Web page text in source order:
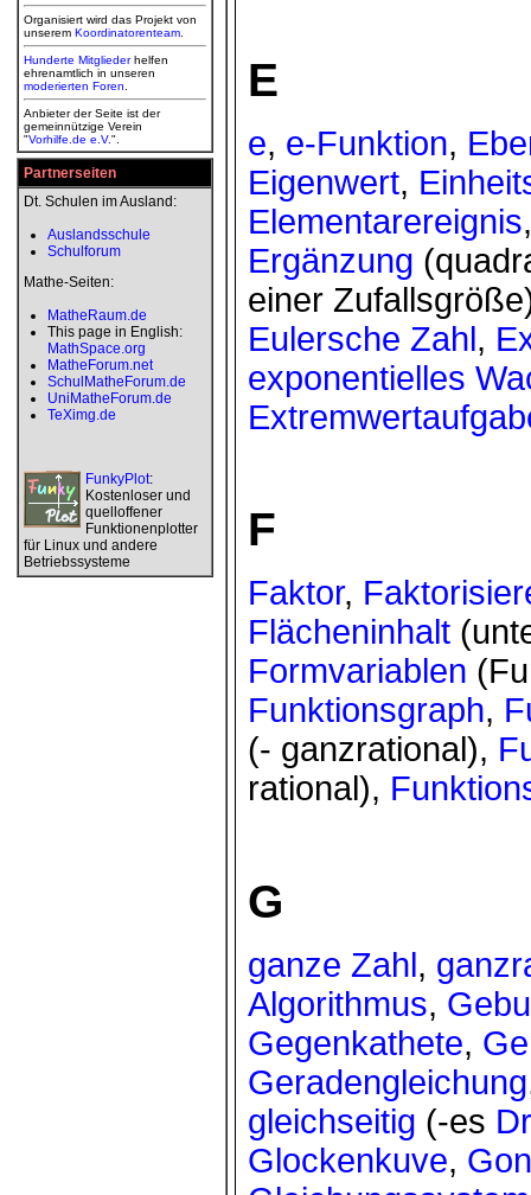
Organisiert wird das Projekt von
unserem Koordinatorenteam
Hunderte Mitgliederhelfen
ehrenamtlich in unseren
moderierten Foren
Anbieter der Seite ist der
gemeinnützige Verein
"Vorhilfe.de e.V.".
Partnerseiten
Dt. Schulen im Ausland:
Auslandsschule
Schulforum
Mathe-Seiten:
MatheRaum.de
This page in English:
MathSpace.org
MatheForum.net
SchulMatheForum.de
UniMatheForum.de
TeXimg.de
FunkyPlot:
Kostenloser und
quelloffener
Funktionenplotter
für Linux und andere
Betriebssysteme
E
e, e-Funktion,
Eigenwert,
Elementarereignis
Ergänzung
einer
Eulersche Zahl,
exponentielles
F
Faktor,
Flächeninhalt
Formvariablen
Funktionsgraph,
(- ganzrational),
rational),
G
ganze Zahl,
Algorithmus,
Gegenkathete,
Geradengleichung
gleichseitig (-es
Glockenkuve,